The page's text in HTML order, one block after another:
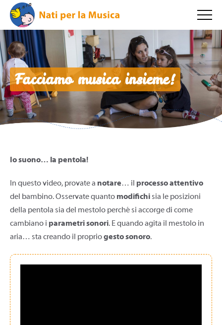
Facciamo musica insieme!
Io suono… la pentola!
In questo video, provate a notare… il processo attentivo
del bambino. Osservate quanto modifichisia le posizioni
della pentola sia del mestolo perché si accorge di come
cambiano i parametri sonori. E quando agita il mestolo in
aria… sta creando il propriogesto sonoro.